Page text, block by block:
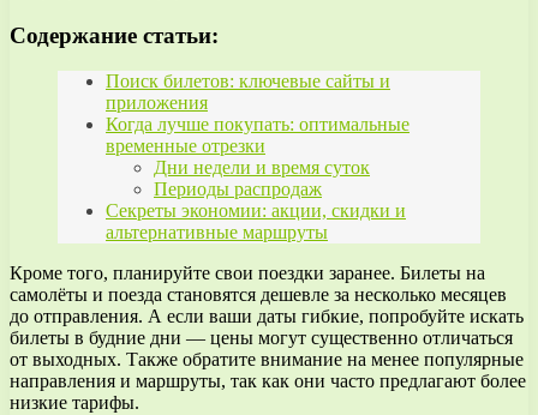
Содержание статьи:
Поиск билетов: ключевые сайты и
приложения
Когда лучше покупать: оптимальные
временные отрезки
Дни недели и время суток
Периоды распродаж
Секреты экономии: акции, скидки и
альтернативные маршруты
Кроме того, планируйте свои поездки заранее. Билеты на
самолёты и поезда становятся дешевле за несколько месяцев
до отправления. А если ваши даты гибкие, попробуйте искать
билеты в будние дни — цены могут существенно отличаться
от выходных. Также обратите внимание на менее популярные
направления и маршруты, так как они часто предлагают более
низкие тарифы.